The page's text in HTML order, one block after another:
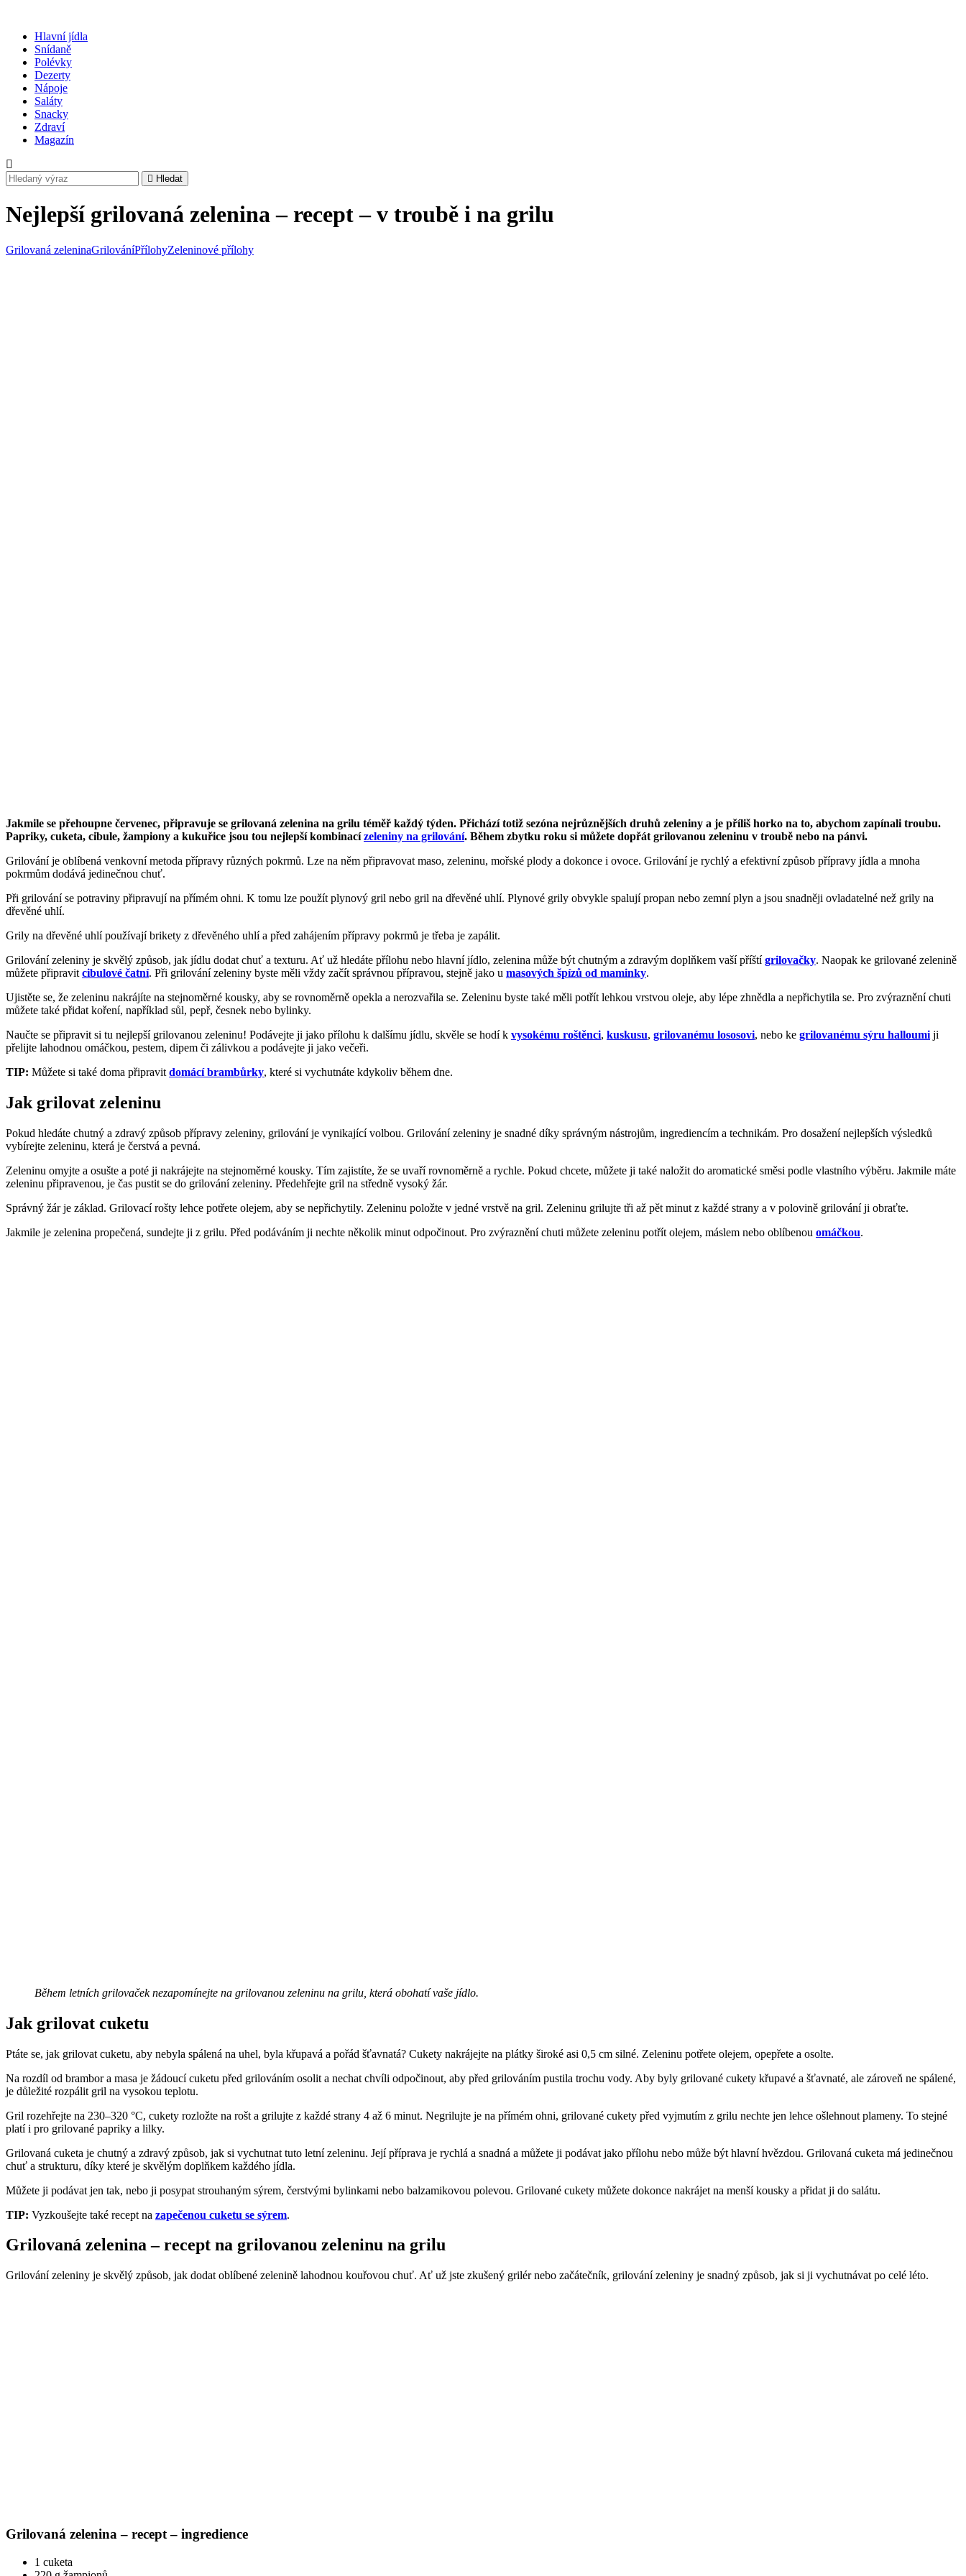
Hlavní jídla
Snídaně
Polévky
Dezerty
Nápoje
Saláty
Snacky
Zdraví
Magazín
Hledat
Nejlepší grilovaná zelenina – recept – v troubě i na grilu
Grilovaná zeleninaGrilováníPřílohyZeleninové přílohy
Jakmile se přehoupne červenec, připravuje se grilovaná zelenina na grilu téměř každý týden. Přichází totiž sezóna nejrůznějších druhů zeleniny a je příliš horko na to, abychom zapínali troubu.
Papriky, cuketa, cibule, žampiony a kukuřice jsou tou nejlepší kombinacízeleniny na grilování. Během zbytku roku si můžete dopřát grilovanou zeleninu v troubě nebo na pánvi.
Grilování je oblíbená venkovní metoda přípravy různých pokrmů. Lze na něm připravovat maso, zeleninu, mořské plody a dokonce i ovoce. Grilování je rychlý a efektivní způsob přípravy jídla a mnoha
pokrmům dodává jedinečnou chuť.
Při grilování se potraviny připravují na přímém ohni. K tomu lze použít plynový gril nebo gril na dřevěné uhlí. Plynové grily obvykle spalují propan nebo zemní plyn a jsou snadněji ovladatelné než grily na
dřevěné uhlí.
Grily na dřevěné uhlí používají brikety z dřevěného uhlí a před zahájením přípravy pokrmů je třeba je zapálit.
Grilování zeleniny je skvělý způsob, jak jídlu dodat chuť a texturu. Ať už hledáte přílohu nebo hlavní jídlo, zelenina může být chutným a zdravým doplňkem vaší příštígrilovačky. Naopak ke grilované zelenině
můžete připravit cibulové čatní. Při grilování zeleniny byste měli vždy začít správnou přípravou, stejně jako u masových špízů od maminky.
Ujistěte se, že zeleninu nakrájíte na stejnoměrné kousky, aby se rovnoměrně opekla a nerozvařila se. Zeleninu byste také měli potřít lehkou vrstvou oleje, aby lépe zhnědla a nepřichytila se. Pro zvýraznění chuti
můžete také přidat koření, například sůl, pepř, česnek nebo bylinky.
Naučte se připravit si tu nejlepší grilovanou zeleninu! Podávejte ji jako přílohu k dalšímu jídlu, skvěle se hodí k vysokému roštěnci, kuskusu, grilovanému lososovi, nebo ke grilovanému sýru halloumi ji
přelijte lahodnou omáčkou, pestem, dipem či zálivkou a podávejte ji jako večeři.
TIP: Můžete si také doma připravit domácí brambůrky, které si vychutnáte kdykoliv během dne.
Jak grilovat zeleninu
Pokud hledáte chutný a zdravý způsob přípravy zeleniny, grilování je vynikající volbou. Grilování zeleniny je snadné díky správným nástrojům, ingrediencím a technikám. Pro dosažení nejlepších výsledků
vybírejte zeleninu, která je čerstvá a pevná.
Zeleninu omyjte a osušte a poté ji nakrájejte na stejnoměrné kousky. Tím zajistíte, že se uvaří rovnoměrně a rychle. Pokud chcete, můžete ji také naložit do aromatické směsi podle vlastního výběru. Jakmile máte
zeleninu připravenou, je čas pustit se do grilování zeleniny. Předehřejte gril na středně vysoký žár.
Správný žár je základ. Grilovací rošty lehce potřete olejem, aby se nepřichytily. Zeleninu položte v jedné vrstvě na gril. Zeleninu grilujte tři až pět minut z každé strany a v polovině grilování ji obraťte.
Jakmile je zelenina propečená, sundejte ji z grilu. Před podáváním ji nechte několik minut odpočinout. Pro zvýraznění chuti můžete zeleninu potřít olejem, máslem nebo oblíbenou omáčkou.
Během letních grilovaček nezapomínejte na grilovanou zeleninu na grilu, která obohatí vaše jídlo.
Jak grilovat cuketu
Ptáte se, jak grilovat cuketu, aby nebyla spálená na uhel, byla křupavá a pořád šťavnatá? Cukety nakrájejte na plátky široké asi 0,5 cm silné. Zeleninu potřete olejem, opepřete a osolte.
Na rozdíl od brambor a masa je žádoucí cuketu před grilováním osolit a nechat chvíli odpočinout, aby před grilováním pustila trochu vody. Aby byly grilované cukety křupavé a šťavnaté, ale zároveň ne spálené,
je důležité rozpálit gril na vysokou teplotu.
Gril rozehřejte na 230–320 °C, cukety rozložte na rošt a grilujte z každé strany 4 až 6 minut. Negrilujte je na přímém ohni, grilované cukety před vyjmutím z grilu nechte jen lehce ošlehnout plameny. To stejné
platí i pro grilované papriky a lilky.
Grilovaná cuketa je chutný a zdravý způsob, jak si vychutnat tuto letní zeleninu. Její příprava je rychlá a snadná a můžete ji podávat jako přílohu nebo může být hlavní hvězdou. Grilovaná cuketa má jedinečnou
chuť a strukturu, díky které je skvělým doplňkem každého jídla.
Můžete ji podávat jen tak, nebo ji posypat strouhaným sýrem, čerstvými bylinkami nebo balzamikovou polevou. Grilované cukety můžete dokonce nakrájet na menší kousky a přidat ji do salátu.
TIP: Vyzkoušejte také recept na zapečenou cuketu se sýrem.
Grilovaná zelenina – recept na grilovanou zeleninu na grilu
Grilování zeleniny je skvělý způsob, jak dodat oblíbené zelenině lahodnou kouřovou chuť. Ať už jste zkušený grilér nebo začátečník, grilování zeleniny je snadný způsob, jak si ji vychutnávat po celé léto.
Grilovaná zelenina – recept – ingredience
1 cuketa